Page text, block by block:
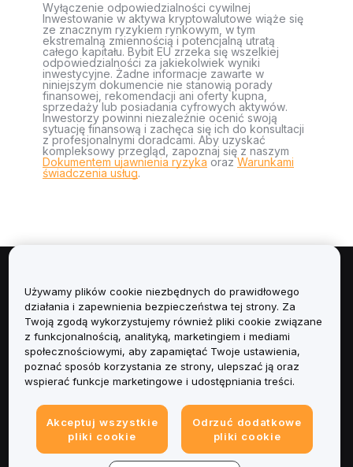
Wyłączenie odpowiedzialności cywilnej
Inwestowanie w aktywa kryptowalutowe wiąże się
ze znacznym ryzykiem rynkowym, w tym
ekstremalną zmiennością i potencjalną utratą
całego kapitału. Bybit EU zrzeka się wszelkiej
odpowiedzialności za jakiekolwiek wyniki
inwestycyjne. Żadne informacje zawarte w
niniejszym dokumencie nie stanowią porady
finansowej, rekomendacji ani oferty kupna,
sprzedaży lub posiadania cyfrowych aktywów.
Inwestorzy powinni niezależnie ocenić swoją
sytuację finansową i zachęca się ich do konsultacji
z profesjonalnymi doradcami. Aby uzyskać
kompleksowy przegląd, zapoznaj się z naszym
Dokumentem ujawnienia ryzyka orazWarunkami
świadczenia usług.
Informacje
Usługi
Obsługa Klienta
Informacje prawne
Używamy plików cookie niezbędnych do prawidłowego
działania i zapewnienia bezpieczeństwa tej strony. Za
Twoją zgodą wykorzystujemy również pliki cookie związane
z funkcjonalnością, analityką, marketingiem i mediami
społecznościowymi, aby zapamiętać Twoje ustawienia,
poznać sposób korzystania ze strony, ulepszać ją oraz
wspierać funkcje marketingowe i udostępniania treści.
Akceptuj wszystkie
pliki cookie
Odrzuć dodatkowe
pliki cookie